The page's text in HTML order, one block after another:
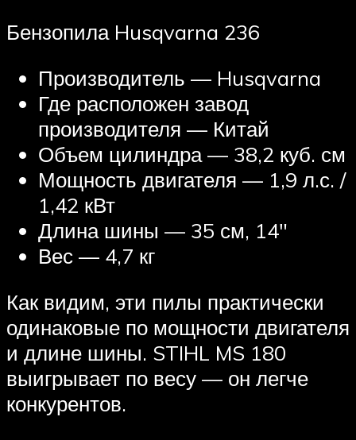
Бензопила Husqvarna 236
Производитель — Husqvarna
Где расположен завод
производителя — Китай
Объем цилиндра — 38,2 куб. см
Мощность двигателя — 1,9 л.с. /
1,42 кВт
Длина шины — 35 см, 14″
Вес — 4,7 кг
Как видим, эти пилы практически
одинаковые по мощности двигателя
и длине шины. STIHL MS 180
выигрывает по весу — он легче
конкурентов.